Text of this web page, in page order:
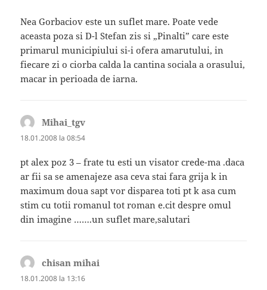
Nea Gorbaciov este un suflet mare. Poate vede
aceasta poza si D-l Stefan zis si „Pinalti” care este
primarul municipiului si-i ofera amarutului, in
fiecare zi o ciorba calda la cantina sociala a orasului,
macar in perioada de iarna.
Mihai_tgv
18.01.2008 la 08:54
pt alex poz 3 – frate tu esti un visator crede-ma .daca
ar fii sa se amenajeze asa ceva stai fara grija k in
maximum doua sapt vor disparea toti pt k asa cum
stim cu totii romanul tot roman e.cit despre omul
din imagine …….un suflet mare,salutari
chisan mihai
18.01.2008 la 13:16